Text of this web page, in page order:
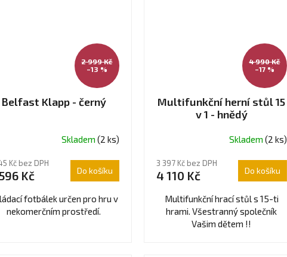
2 999 Kč
–13 %
Belfast Klapp - černý
Skladem (2 ks)
Kč bez DPH
Kč Do košíku
fotbálek určen pro hru v
nekomerčním prostředí.
4 990 Kč
–17 %
Multifunkční herní stůl 15
v 1 - hnědý
Skladem (2 ks)
3 397 Kč bez DPH
4 110 Kč Do košíku
Multifunkční hrací stůl s 15-ti
hrami. Všestranný společník
Vašim dětem !!